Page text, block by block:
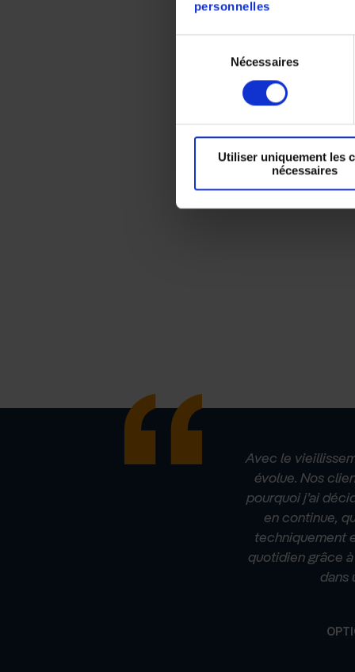
personnelles
consentement
Nécessaires
Utiliser uniquement les
nécessaires
Avec le
évolue. Nos
pourquoi j’ai
en continue,
techniquement
quotidien grâce à
dans